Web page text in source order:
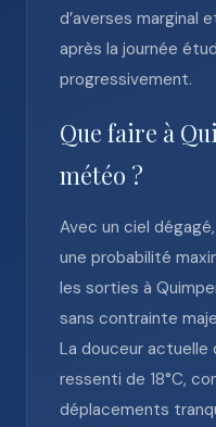
d’averses marginal
après la journée
progressivement.
Que faire à
météo ?
Avec un ciel
une probabilité
les sorties à
sans contrainte
La douceur actuelle
ressenti de 18°C,
déplacements